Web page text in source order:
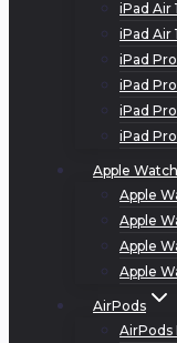
iPad Air
iPad Air
iPad Pro
iPad Pro
iPad
iPad
Apple Watch
Apple
Apple
Apple
Apple
AirPods
AirPods